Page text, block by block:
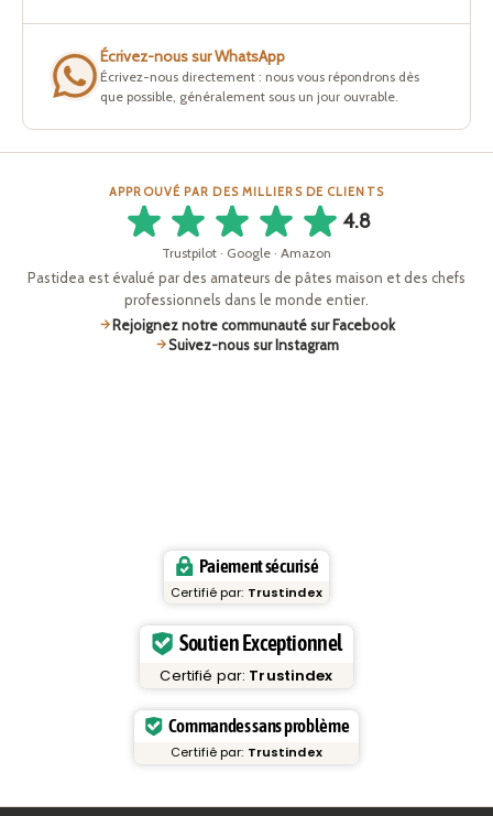
Écrivez-nous sur WhatsApp
Écrivez-nous directement : nous vous répondrons dès
que possible, généralement sous un jour ouvrable.
APPROUVÉ PAR DES MILLIERS DE CLIENTS
4.8
Trustpilot · Google · Amazon
Pastidea est évalué par des amateurs de pâtes maison et des chefs
professionnels dans le monde entier.
Rejoignez notre communauté sur Facebook
Suivez-nous sur Instagram
Paiement sécurisé
Certifié par: Trustindex
Soutien Exceptionnel
Certifié par: Trustindex
Commandes sans problème
Certifié par: Trustindex